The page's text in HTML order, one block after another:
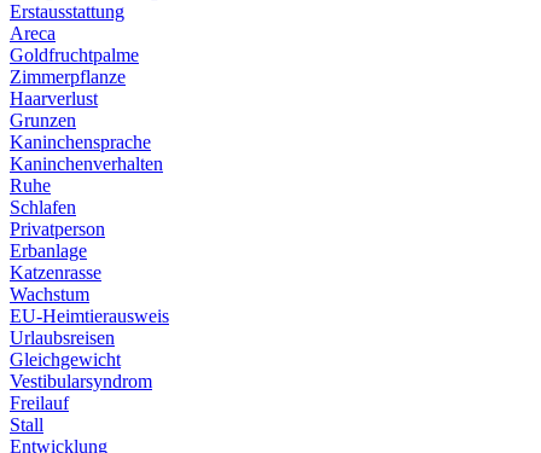
Erstausstattung
Areca
Goldfruchtpalme
Zimmerpflanze
Haarverlust
Grunzen
Kaninchensprache
Kaninchenverhalten
Ruhe
Schlafen
Privatperson
Erbanlage
Katzenrasse
Wachstum
EU-Heimtierausweis
Urlaubsreisen
Gleichgewicht
Vestibularsyndrom
Freilauf
Stall
Entwicklung